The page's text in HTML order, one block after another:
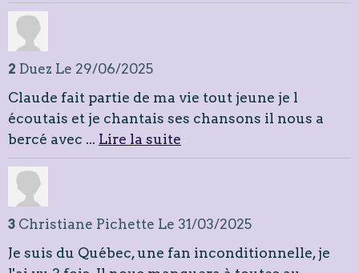
2 Duez Le 29/06/2025
Claude fait partie de ma vie tout jeune je l
écoutais et je chantais ses chansons il nous a
bercé avec ... Lire la suite
3 Christiane Pichette Le 31/03/2025
Je suis du Québec, une fan inconditionnelle, je